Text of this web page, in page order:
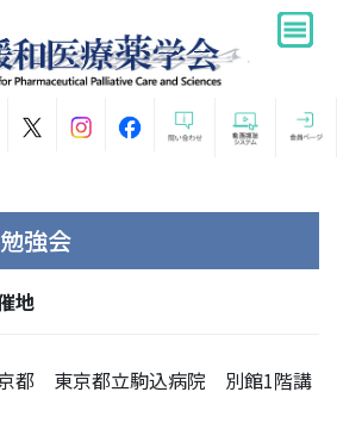
強会
地
都 東京都立駒込病院 別館1階講